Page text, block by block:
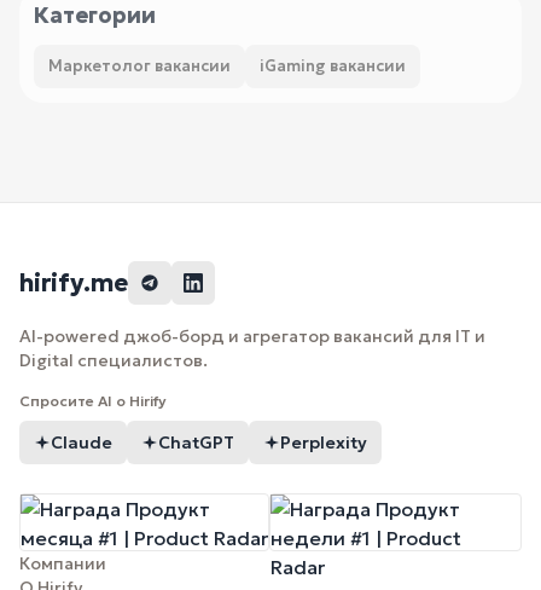
Категории
Маркетолог вакансии iGaming вакансии
hirify.me
AI-powered джоб-борд и агрегатор вакансий для IT и
Digital специалистов.
Спросите AI о Hirify
Claude ChatGPT Perplexity
Компании